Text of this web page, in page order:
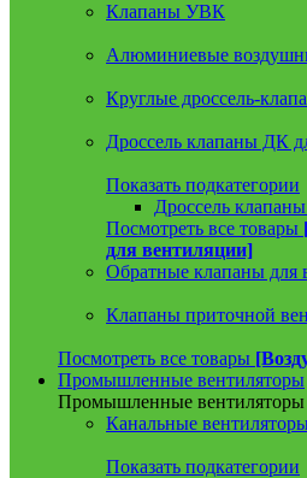
Клапаны УВК
Алюминиевые
Круглые дроссель-
Дроссель клапаны ДК
Показать подкатегории
Дроссель
Посмотреть все товары
для вентиляции]
Обратные клапаны для
Клапаны приточной
Посмотреть все товары
Промышленные вентиляторы
Промышленные вентиляторы
Канальные
Показать подкатегории